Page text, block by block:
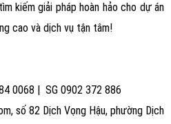
kiếm giải pháp hoàn hảo cho dự án
cao và dịch vụ tận tâm!
0068 | SG 0902 372 886
số 82 Dịch Vọng Hậu, phường Dịch